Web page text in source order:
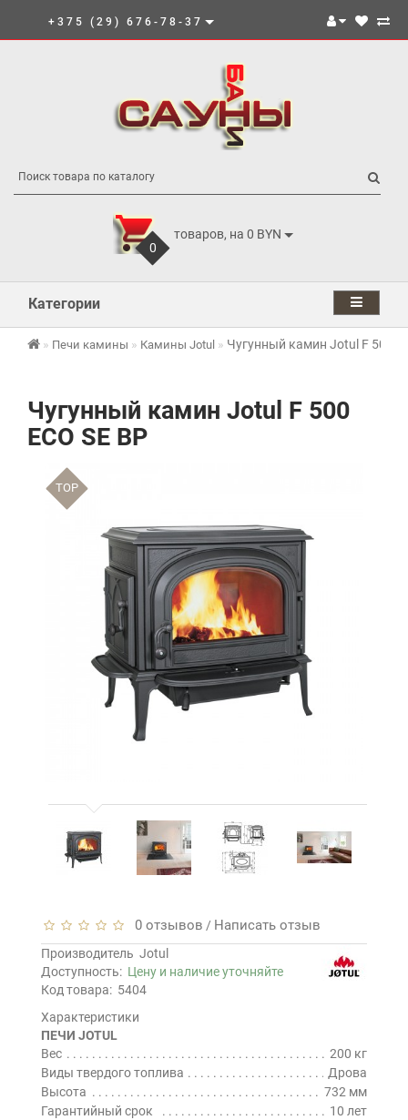
+375 (29) 676-78-37
0
товаров, на 0 BYN
Категории
Печи камины Камины Jotul Чугунный камин Jotul F 500
Чугунный камин Jotul F 500
ECO SE BP
TOP
0 отзывов / Написать отзыв
Производитель Jotul
Доступность: Цену и наличие уточняйте
Код товара: 5404
Характеристики
ПЕЧИ JOTUL
Вес
200 кг
Виды твердого топлива
Дрова
Высота
732 мм
Гарантийный срок
10 лет